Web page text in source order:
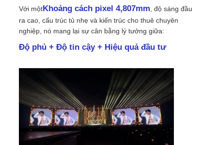
Màn hình hiển thị LED
Màn hình LED cho buổi hòa nhạc
Thuê màn hình LED sân khấu
Tường video LED COB
Màn hình LED trong suốt
Với mộtKhoảng cách pixel 4,807mm , độ sáng đầu
ra cao, cấu trúc tủ nhẹ và kiến ​​trúc cho thuê chuyên
nghiệp, nó mang lại sự cân bằng lý tưởng giữa:
Độ phủ + Độ tin cậy + Hiệu quả đầu tư